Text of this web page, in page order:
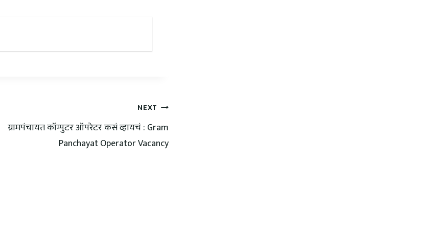
NEXT
ग्रामपंचायत कॉम्पुटर ऑपरेटर कसं व्हायचं : Gram
Panchayat Operator Vacancy